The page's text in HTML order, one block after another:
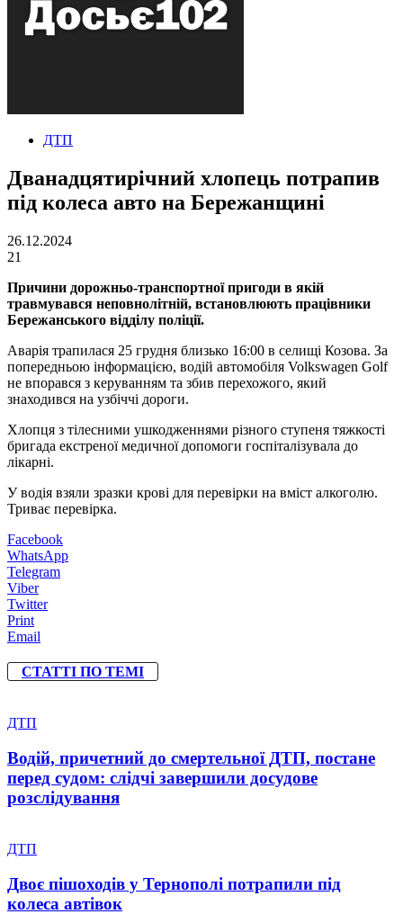
ДТП
Дванадцятирічний хлопець потрапив
під колеса авто на Бережанщині
26.12.2024
21
Причини дорожньо-транспортної пригоди в якій
травмувався неповнолітній, встановлюють працівники
Бережанського відділу поліції.
Аварія трапилася 25 грудня близько 16:00 в селищі Козова. За
попередньою інформацією, водій автомобіля Volkswagen Golf
не впорався з керуванням та збив перехожого, який
знаходився на узбіччі дороги.
Хлопця з тілесними ушкодженнями різного ступеня тяжкості
бригада екстреної медичної допомоги госпіталізувала до
лікарні.
У водія взяли зразки крові для перевірки на вміст алкоголю.
Триває перевірка.
Facebook
WhatsApp
Telegram
Viber
Twitter
Print
Email
СТАТТІ ПО ТЕМІ
ДТП
Водій, причетний до смертельної ДТП, постане
перед судом: слідчі завершили досудове
розслідування
ДТП
Двоє пішоходів у Тернополі потрапили під
колеса автівок